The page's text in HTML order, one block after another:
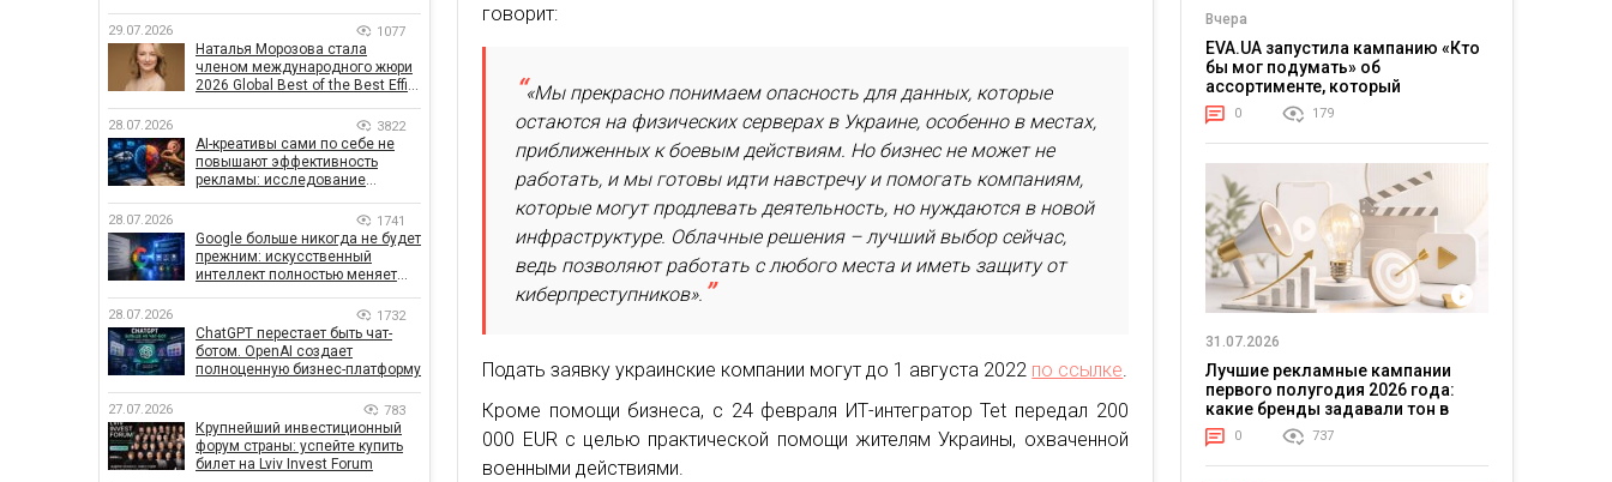
говорит:
«Мы прекрасно понимаем опасность для данных, которые
остаются на физических серверах в Украине, особенно в местах,
приближенных к боевым действиям. Но бизнес не может не
работать, и мы готовы идти навстречу и помогать компаниям,
которые могут продлевать деятельность, но нуждаются в новой
инфраструктуре. Облачные решения – лучший выбор сейчас,
ведь позволяют работать с любого места и иметь защиту от
киберпреступников».
Подать заявку украинские компании могут до 1 августа 2022 по ссылке.
Кроме помощи бизнеса, с 24 февраля ИТ-интегратор Tet передал 200
000 EUR с целью практической помощи жителям Украины, охваченной
военными действиями.
29.07.2026 1077
Наталья Морозова стала
членом международного жюри
2026 Global Best of the Best Effie
28.07.2026 3822
AI-креативы сами по себе не
повышают эффективность
рекламы: исследование
влияет на эффективность
кампаний
28.07.2026 1741
Google больше никогда не будет
прежним: искусственный
интеллект полностью меняет
28.07.2026 1732
ChatGPT перестает быть чат-
ботом. OpenAI создает
полноценную бизнес-платформу
27.07.2026 783
Крупнейший инвестиционный
форум страны: успейте купить
билет на Lviv Invest Forum
Вчера
EVA.UA запустила кампанию «Кто
бы мог подумать» об
ассортименте, который
покупатели не ожидают увидеть
на платформе
0 179
31.07.2026
Лучшие рекламные кампании
первого полугодия 2026 года:
какие бренды задавали тон в
отрасли
0 737